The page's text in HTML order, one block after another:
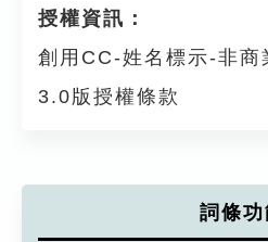
授權資訊：
創用CC-姓名標示-非商
3.0版授權條款
詞條功